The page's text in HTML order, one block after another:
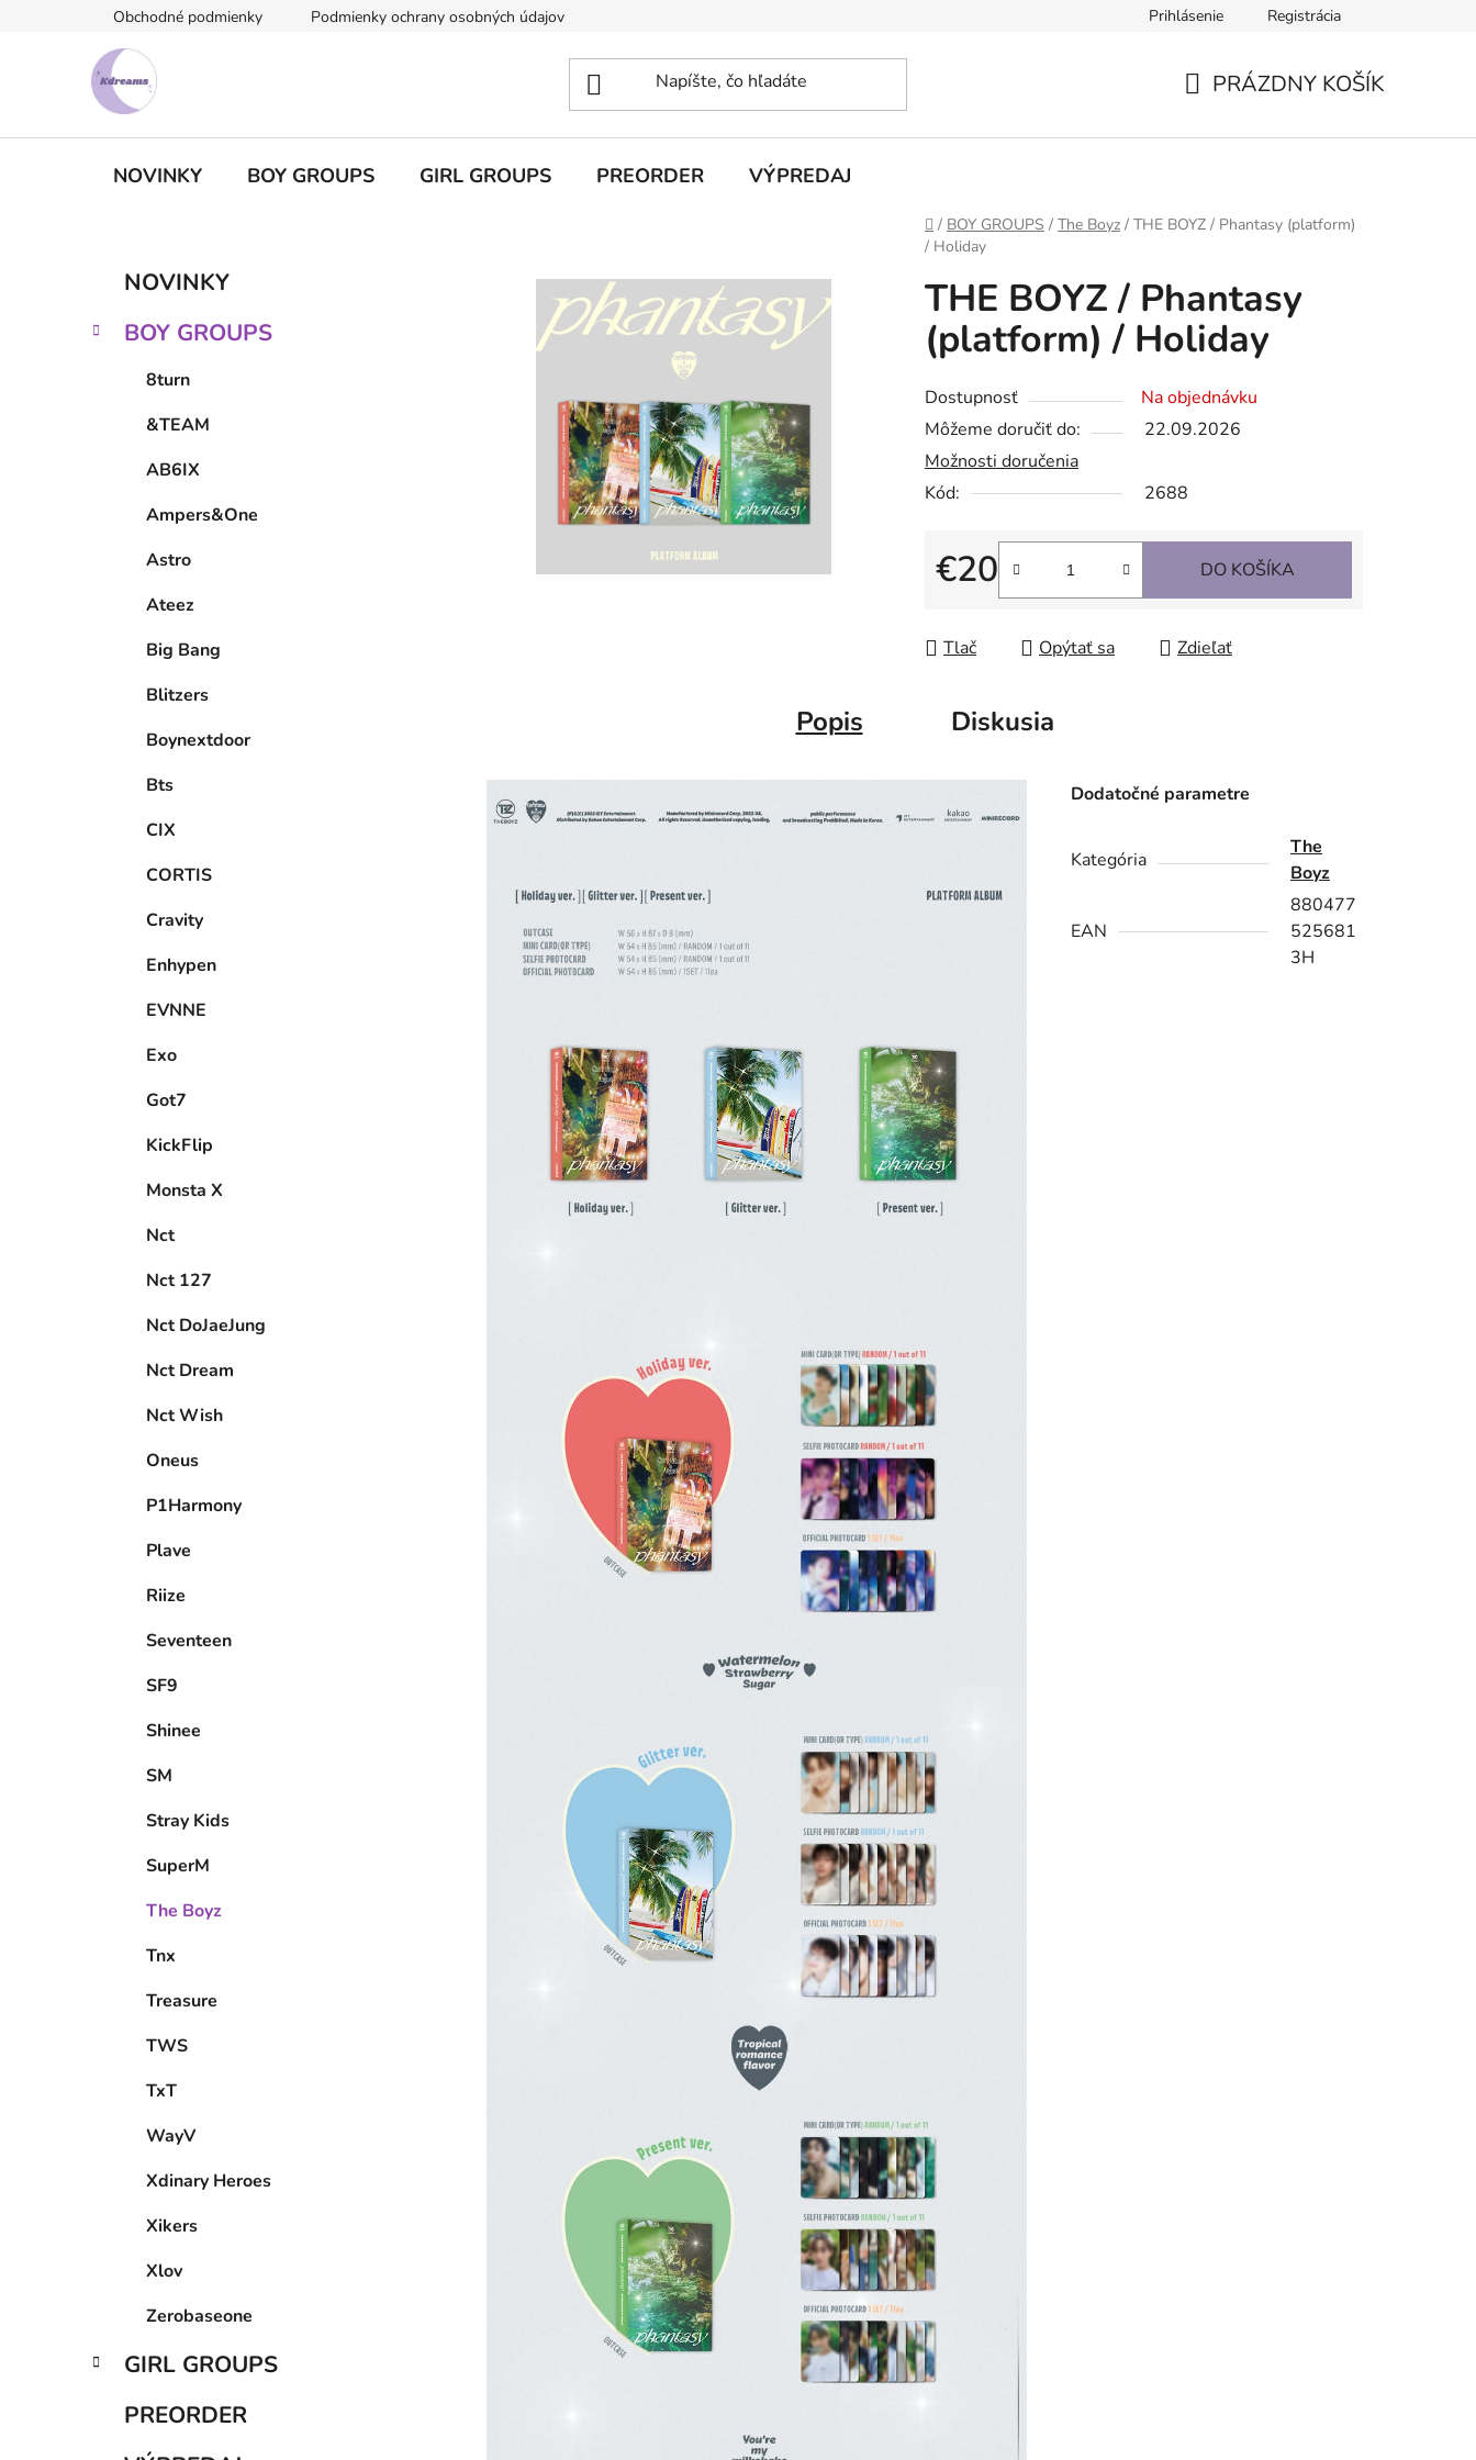
Obchodné podmienky Podmienky ochrany osobných údajov Prihlásenie Registrácia
PRÁZDNY KOŠÍK
NOVINKY BOY GROUPS GIRL GROUPS PREORDER VÝPREDAJ
Domov
/ BOY GROUPS / The Boyz / THE BOYZ / Phantasy (platform)
/ Holiday
č
Preskočiť
kategórie
e
NOVINKY
BOY GROUPS
8turn
&TEAM
AB6IX
Ampers&One
Astro
Ateez
Big Bang
Blitzers
Boynextdoor
Bts
CIX
CORTIS
Cravity
Enhypen
EVNNE
Exo
Got7
KickFlip
Monsta X
Nct
Nct 127
Nct DoJaeJung
Nct Dream
Nct Wish
Oneus
P1Harmony
Plave
Riize
Seventeen
SF9
Shinee
SM
Stray Kids
SuperM
The Boyz
Tnx
Treasure
TWS
TxT
WayV
Xdinary Heroes
Xikers
Xlov
Zerobaseone
GIRL GROUPS
PREORDER
THE BOYZ / Phantasy
(platform) / Holiday
Dostupnosť
Na objednávku
Môžeme doručiť do:
22.09.2026
Možnosti doručenia
Kód:
2688
€20
Jednotková cena:
DO KOŠÍKA
Tlač Opýtať sa Zdieľať
Popis Diskusia
Dodatočné parametre
Kategória
The
Boyz
EAN
880477
525681
3H